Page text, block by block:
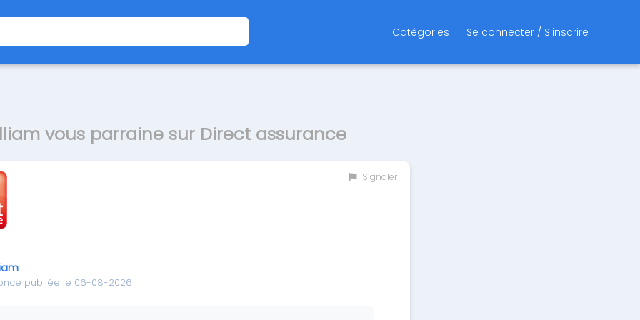
Catégories Se connecter / S'inscrire
vous parraine sur Direct assurance
Signaler
publiée le 06-08-2026